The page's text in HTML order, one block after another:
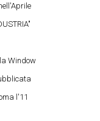
Window
l'11